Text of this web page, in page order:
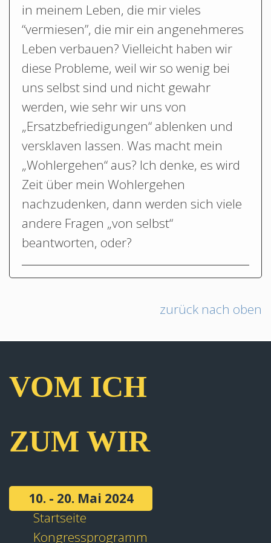
in meinem Leben, die mir vieles
“vermiesen”, die mir ein angenehmeres
Leben verbauen? Vielleicht haben wir
diese Probleme, weil wir so wenig bei
uns selbst sind und nicht gewahr
werden, wie sehr wir uns von
„Ersatzbefriedigungen“ ablenken und
versklaven lassen. Was macht mein
„Wohlergehen“ aus? Ich denke, es wird
Zeit über mein Wohlergehen
nachzudenken, dann werden sich viele
andere Fragen „von selbst“
beantworten, oder?
zurück nach oben
VOM ICH
ZUM WIR
10. - 20. Mai 2024
Startseite
Kongressprogramm